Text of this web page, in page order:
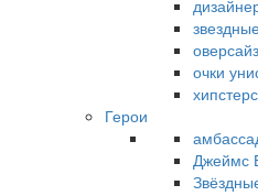
оверсайз
очки
Герои
Джеймс